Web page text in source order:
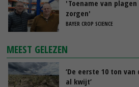
'Toename van
zorgen'
BAYER CROP SCIENCE
MEEST GELEZEN
‘De eerste 10 ton
al kwijt’